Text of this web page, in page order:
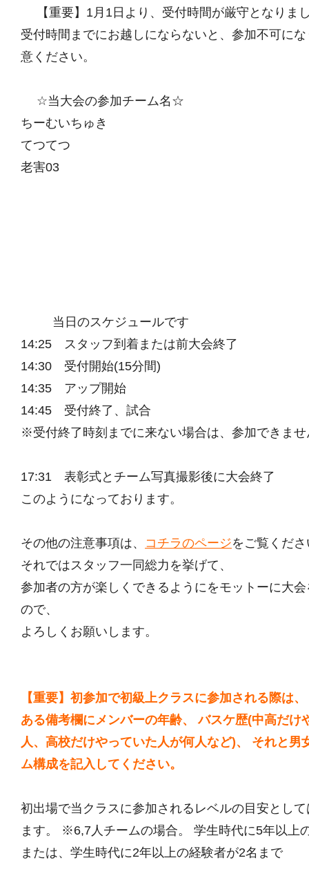
【重要】1月1日より、受付時間が厳守となり
受付時間までにお越しにならないと、参加不可に
意ください。
☆当大会の参加チーム名☆
ちーむいちゅき
てつてつ
老害03
当日のスケジュールです
14:25 スタッフ到着または前大会終了
14:30 受付開始(15分間)
14:35 アップ開始
14:45 受付終了、試合
※受付終了時刻までに来ない場合は、参加できませ
17:31 表彰式とチーム写真撮影後に大会終了
このようになっております。
その他の注意事項は、 コチラのページをご覧くだ
それではスタッフ一同総力を挙げて、
参加者の方が楽しくできるようにをモットーに大
ので、
よろしくお願いします。
【重要】初参加で初級上クラスに参加される際は
ある備考欄にメンバーの年齢、 バスケ歴(中高だけ
人、高校だけやっていた人が何人など)、 それと男
ム構成を記入してください。
初出場で当クラスに参加されるレベルの目安とし
ます。 ※6,7人チームの場合。 学生時代に5年以上
または、学生時代に2年以上の経験者が2名まで